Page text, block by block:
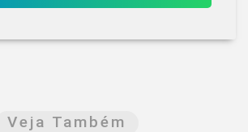
Veja Também